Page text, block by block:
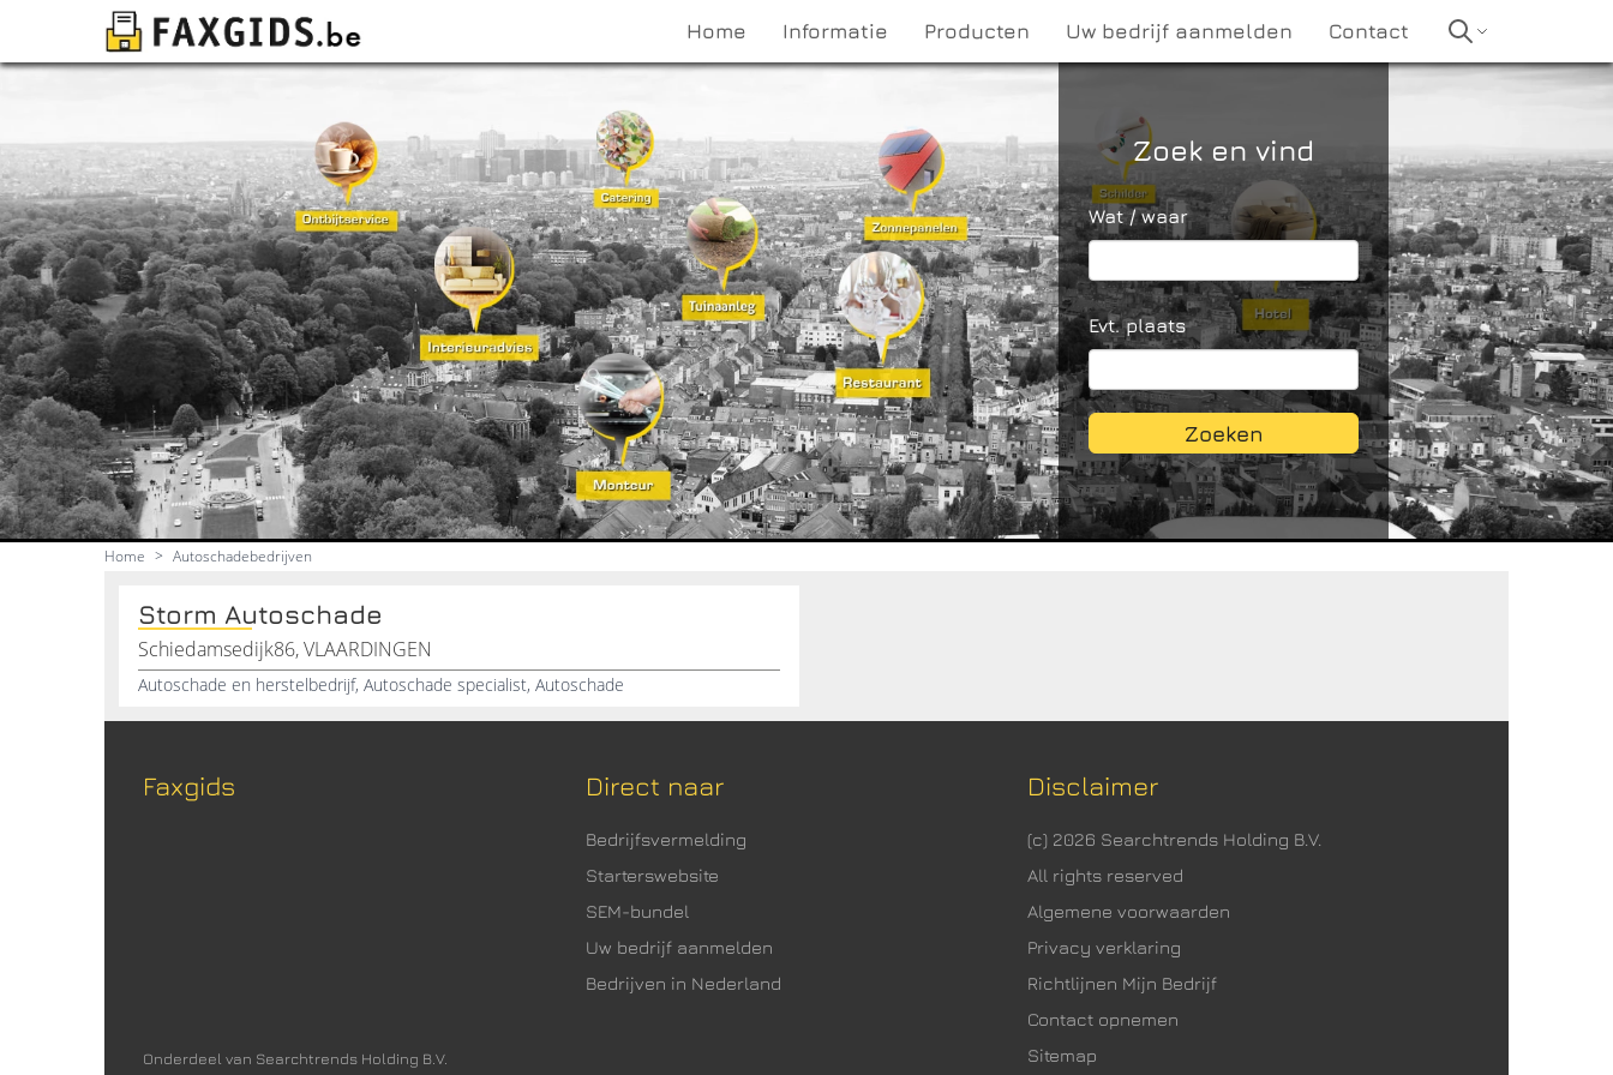
Home Informatie Producten Uw bedrijf aanmelden Contact
Zoek en vind
Wat / waar
Evt. plaats
Zoeken
Home > Autoschadebedrijven
Storm Autoschade
Schiedamsedijk86, VLAARDINGEN
Autoschade en herstelbedrijf, Autoschade specialist, Autoschade
Faxgids
Onderdeel van Searchtrends Holding B.V.
Direct naar
Bedrijfsvermelding
Starterswebsite
SEM-bundel
Uw bedrijf aanmelden
Bedrijven in Nederland
Disclaimer
(c) 2026 Searchtrends Holding B.V.
All rights reserved
Algemene voorwaarden
Privacy verklaring
Richtlijnen Mijn Bedrijf
Contact opnemen
Sitemap